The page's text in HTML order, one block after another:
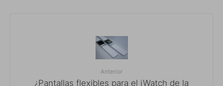
Anterior
¿Pantallas flexibles para el iWatch de la